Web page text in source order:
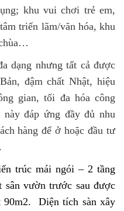
khu vui chơi trẻ em,
triển lãm/văn hóa, khu
dạng nhưng tất cả được
đậm chất Nhật, hiệu
gian, tối đa hóa công
này đáp ứng đầy đủ nhu
hàng để ở hoặc đầu tư
trúc mái ngói – 2 tầng
vườn trước sau được
90m2. Diện tích sàn xây